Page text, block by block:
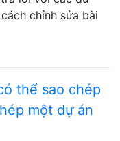
chỉnh sửa bài
thể sao chép
một dự án